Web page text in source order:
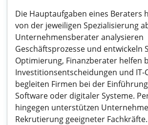
Die Hauptaufgaben eines Beraters
von der jeweiligen Spezialisierung
Unternehmensberater analysieren
Geschäftsprozesse und entwickeln
Optimierung, Finanzberater helfen
Investitionsentscheidungen und IT-
begleiten Firmen bei der
Software oder digitaler Systeme.
hingegen unterstützen
Rekrutierung geeigneter